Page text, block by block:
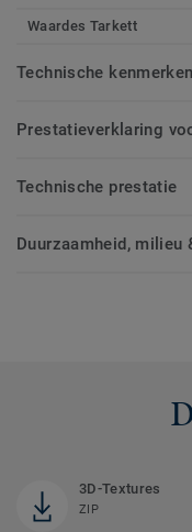
Waardes Tarkett
Technische kenmerken
Prestatieverklaring
Technische prestatie
Duurzaamheid,
3D-Textures
ZIP